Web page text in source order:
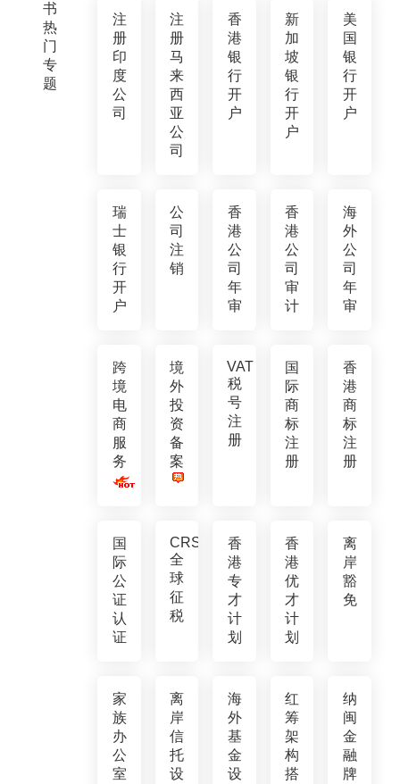
书
热
门
专
题
注
册
印
度
公
司
注
册
马
来
西
亚
公
司
香
港
银
行
开
户
新
加
坡
银
行
开
户
美
国
银
行
开
户
瑞
士
银
行
开
户
公
司
注
销
香
港
公
司
年
审
香
港
公
司
审
计
海
外
公
司
年
审
跨
境
电
商
服
务
境
外
投
资
备
案
VAT
税
号
注
册
国
际
商
标
注
册
香
港
商
标
注
册
国
际
公
证
认
证
CRS
全
球
征
税
香
港
专
才
计
划
香
港
优
才
计
划
离
岸
豁
免
家
族
办
公
室
离
岸
信
托
设
海
外
基
金
设
红
筹
架
构
搭
纳
闽
金
融
牌